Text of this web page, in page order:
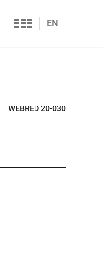
Suchen
Services
EN
WEBRED 20-030